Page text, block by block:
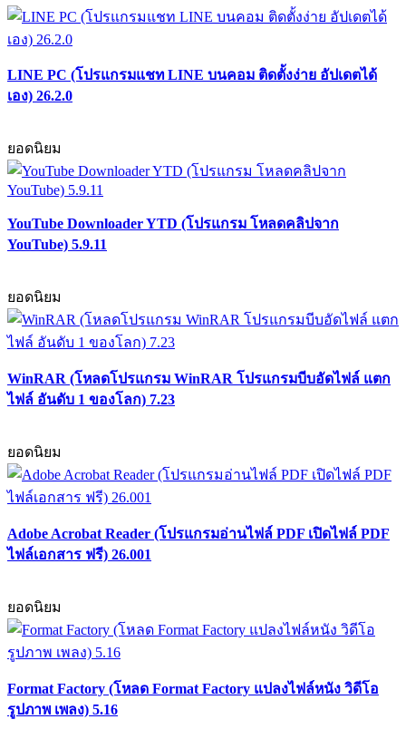
LINE PC (โปรแกรมแชท LINE บนคอม ติดตั้งง่าย อัปเดตได้
เอง) 26.2.0
ยอดนิยม
YouTube Downloader YTD (โปรแกรม โหลดคลิปจาก
YouTube) 5.9.11
ยอดนิยม
WinRAR (โหลดโปรแกรม WinRAR โปรแกรมบีบอัดไฟล์ แตก
ไฟล์ อันดับ 1 ของโลก) 7.23
ยอดนิยม
Adobe Acrobat Reader (โปรแกรมอ่านไฟล์ PDF เปิดไฟล์ PDF
ไฟล์เอกสาร ฟรี) 26.001
ยอดนิยม
Format Factory (โหลด Format Factory แปลงไฟล์หนัง วิดีโอ
รูปภาพ เพลง) 5.16